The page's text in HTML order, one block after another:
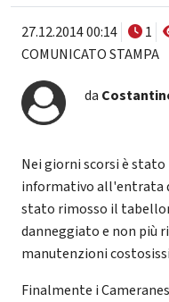
27.12.2014 00:14 1
COMUNICATO STAMPA
da
Nei giorni scorsi è
informativo all'entrata
stato rimosso il
danneggiato e non più
manutenzioni
Finalmente i